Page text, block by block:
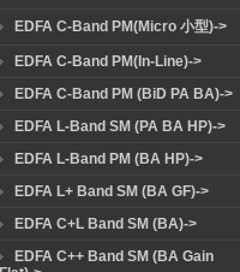
EDFA C-Band PM(Micro 小型)->
EDFA C-Band PM(In-Line)->
EDFA C-Band PM (BiD PA BA)->
EDFA L-Band SM (PA BA HP)->
EDFA L-Band PM (BA HP)->
EDFA L+ Band SM (BA GF)->
EDFA C+L Band SM (BA)->
EDFA C++ Band SM (BA Gain